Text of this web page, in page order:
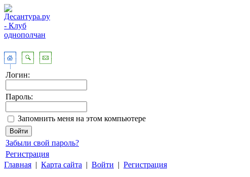
Логин:
Пароль:
Запомнить меня на этом компьютере
Забыли свой пароль?
Регистрация
Главная | Карта сайта | Войти | Регистрация